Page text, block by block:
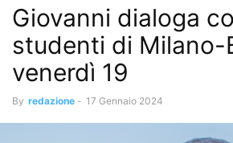
Giovanni dialoga
studenti di Milano-
venerdì 19
By redazione - 17 Gennaio 2024